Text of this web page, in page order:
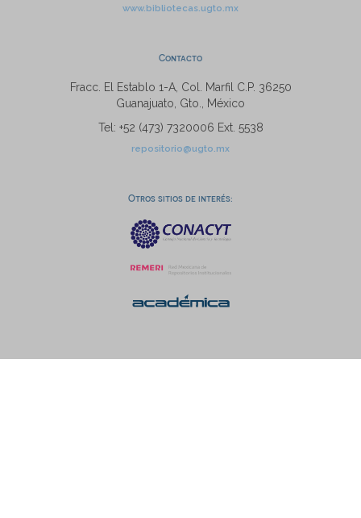
www.bibliotecas.ugto.mx
Contacto
Fracc. El Establo 1-A, Col. Marfil C.P. 36250
Guanajuato, Gto., México
Tel: +52 (473) 7320006 Ext. 5538
repositorio@ugto.mx
Otros sitios de interés: